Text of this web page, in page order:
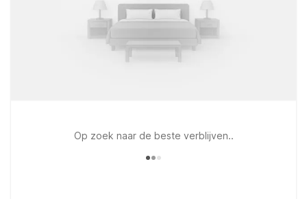
Op zoek naar de beste verblijven..